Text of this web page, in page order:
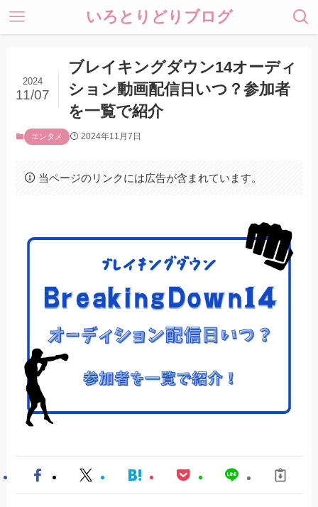
いろとりどりブログ
ブレイキングダウン14オーディ
ション動画配信日いつ？参加者
を一覧で紹介
2024
11/07
エンタメ 2024年11月7日
当ページのリンクには広告が含まれています。